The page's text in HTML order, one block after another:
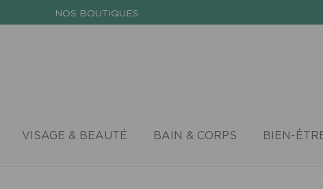
NOS BOUTIQUES
VISAGE & BEAUTÉ BAIN & CORPS BIEN-